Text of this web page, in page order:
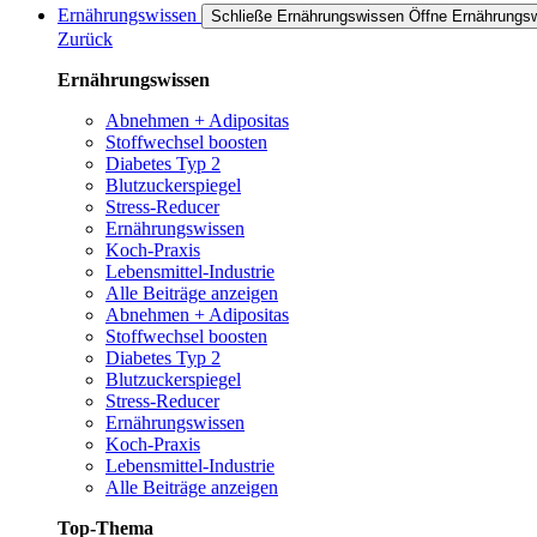
Ernährungswissen Schließe Ernährungswissen Öffne
Zurück
Ernährungswissen
Abnehmen + Adipositas
Stoffwechsel boosten
Diabetes Typ 2
Blutzuckerspiegel
Stress-Reducer
Ernährungswissen
Koch-Praxis
Lebensmittel-Industrie
Alle Beiträge anzeigen
Abnehmen + Adipositas
Stoffwechsel boosten
Diabetes Typ 2
Blutzuckerspiegel
Stress-Reducer
Ernährungswissen
Koch-Praxis
Lebensmittel-Industrie
Alle Beiträge anzeigen
Top-Thema